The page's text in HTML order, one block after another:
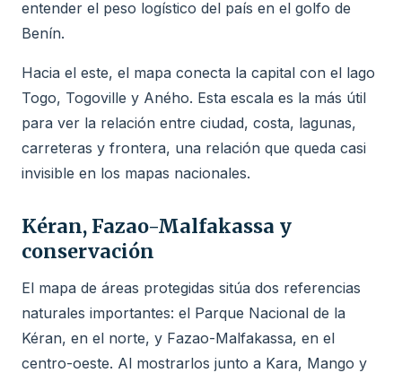
entender el peso logístico del país en el golfo de
Benín.
Hacia el este, el mapa conecta la capital con el lago
Togo, Togoville y Aného. Esta escala es la más útil
para ver la relación entre ciudad, costa, lagunas,
carreteras y frontera, una relación que queda casi
invisible en los mapas nacionales.
Kéran, Fazao-Malfakassa y
conservación
El mapa de áreas protegidas sitúa dos referencias
naturales importantes: el Parque Nacional de la
Kéran, en el norte, y Fazao-Malfakassa, en el
centro-oeste. Al mostrarlos junto a Kara, Mango y